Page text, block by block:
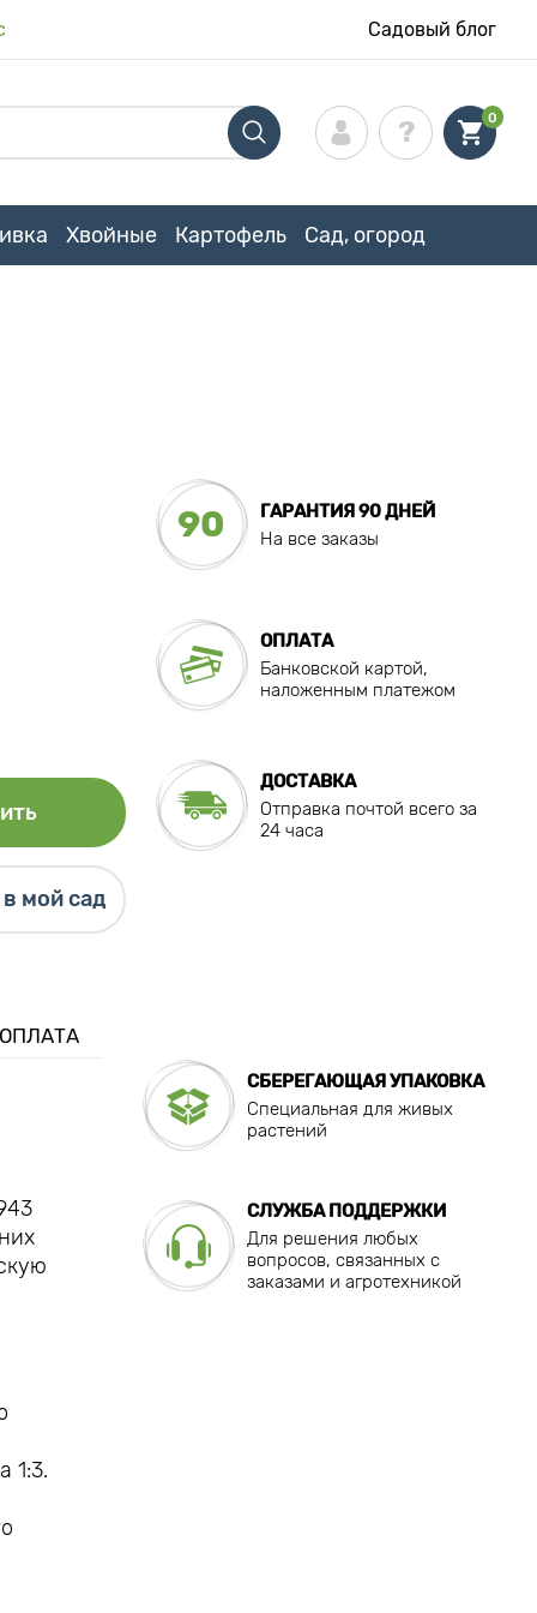
Садовый блог
0
Хвойные Картофель Сад, огород
мой сад
90
ГАРАНТИЯ 90 ДНЕЙ
На все заказы
ОПЛАТА
Банковской картой,
наложенным платежом
ДОСТАВКА
Отправка почтой всего за
24 часа
1:3.
СБЕРЕГАЮЩАЯ УПАКОВКА
Специальная для живых
растений
СЛУЖБА ПОДДЕРЖКИ
Для решения любых
вопросов, связанных с
заказами и агротехникой